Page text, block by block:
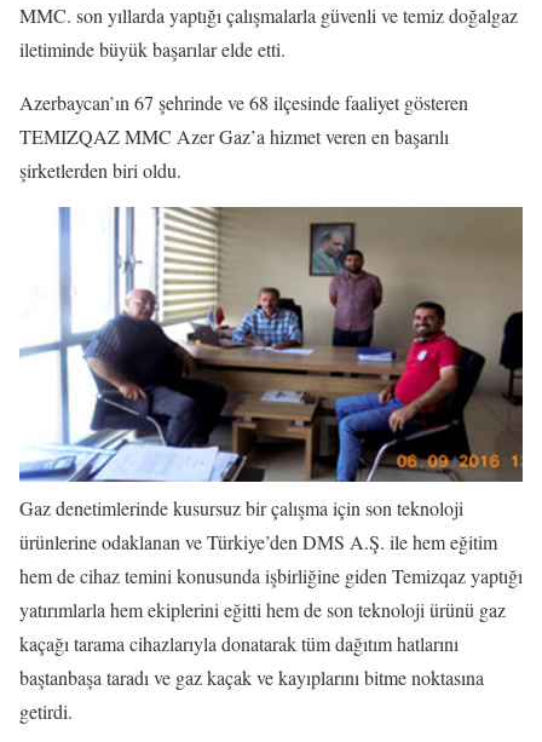
MMC. son yıllarda yaptığı çalışmalarla güvenli ve temiz doğalgaz
iletiminde büyük başarılar elde etti.
Azerbaycan’ın 67 şehrinde ve 68 ilçesinde faaliyet gösteren
TEMIZQAZ MMC Azer Gaz’a hizmet veren en başarılı
şirketlerden biri oldu.
Gaz denetimlerinde kusursuz bir çalışma için son teknoloji
ürünlerine odaklanan ve Türkiye’den DMS A.Ş. ile hem eğitim
hem de cihaz temini konusunda işbirliğine giden Temizqaz yaptığı
yatırımlarla hem ekiplerini eğitti hem de son teknoloji ürünü gaz
kaçağı tarama cihazlarıyla donatarak tüm dağıtım hatlarını
baştanbaşa taradı ve gaz kaçak ve kayıplarını bitme noktasına
getirdi.